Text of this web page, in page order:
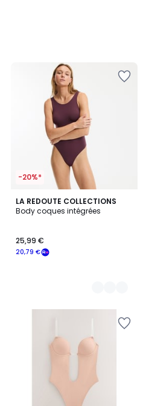
-20%*
LA REDOUTE COLLECTIONS
Body coques intégrées
20,79 €
25,99 €
2
Couleurs